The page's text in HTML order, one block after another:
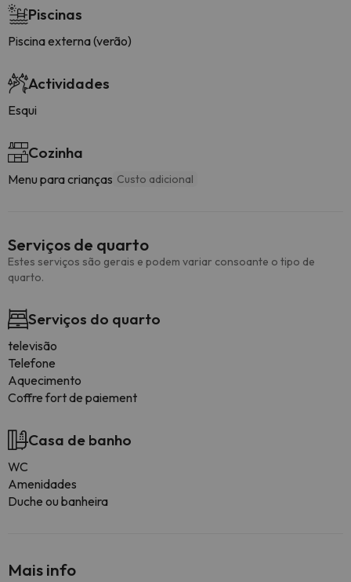
Piscinas
Piscina externa (verão)
Actividades
Esqui
Cozinha
Menu para crianças Custo adicional
Serviços de quarto
Estes serviços são gerais e podem variar consoante o tipo de
quarto.
Serviços do quarto
televisão
Telefone
Aquecimento
Coffre fort de paiement
Casa de banho
WC
Amenidades
Duche ou banheira
Mais info